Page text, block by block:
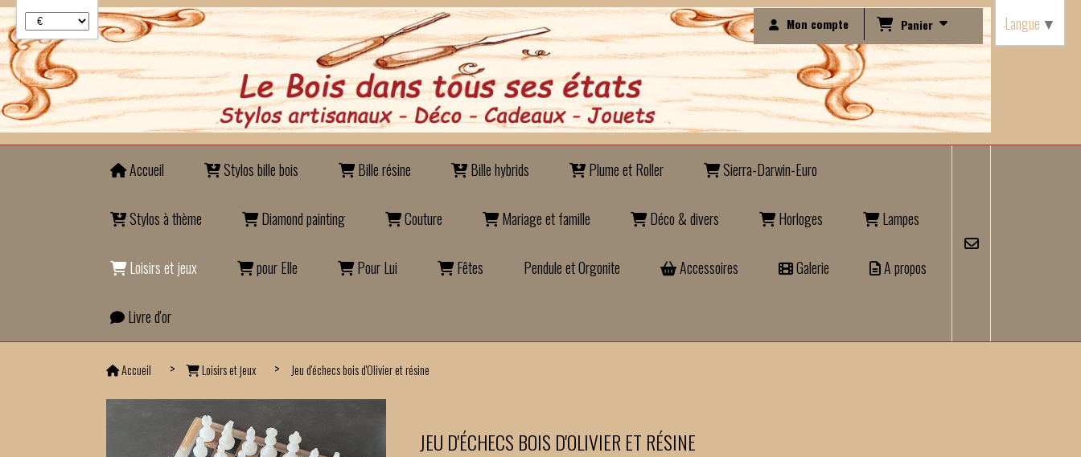
Mon compte Panier
Accueil Stylos bille bois Bille résine Bille hybrids Plume et Roller Sierra-Darwin-Euro
Stylos à thème Diamond painting Couture Mariage et famille Déco & divers Horloges Lampes
Loisirs et jeux pour Elle Pour Lui Fêtes Pendule et Orgonite Accessoires Galerie A propos
Livre d'or
Accueil Loisirs et jeux Jeu d'échecs bois d'Olivier et résine
JEU D'ÉCHECS BOIS D'OLIVIER ET RÉSINE
Langue ▼
Panneau de gestion des cookies